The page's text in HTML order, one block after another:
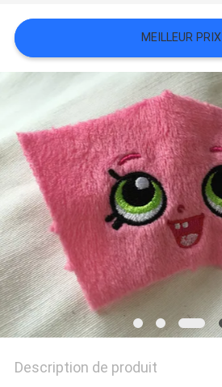
LES
CAS
SHOW
PLAN
DU
SITE
POLITIQUE
DE
MEILLEUR PRIX
Description de produit